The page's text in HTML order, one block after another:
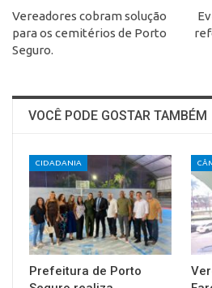
Vereadores cobram solução
para os cemitérios de Porto
Seguro.
VOCÊ PODE GOSTAR TAMBÉM
CIDADANIA
Prefeitura de Porto